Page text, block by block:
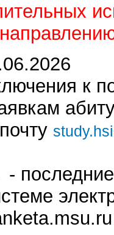
к
-